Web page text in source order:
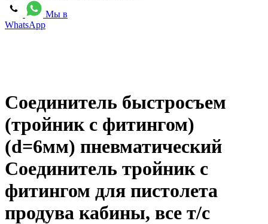
Мы в
WhatsApp
Соединитель быстросъем
(тройник с фитингом)
(d=6мм) пневматический
Соединитель тройник с
фитингом для пистолета
продува кабины, все т/с